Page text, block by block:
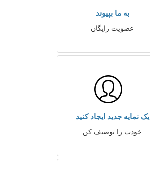
به ما بپیوند
عضویت رایگان
یک نمایه جدید ایجاد کنید
خودت را توصیف کن